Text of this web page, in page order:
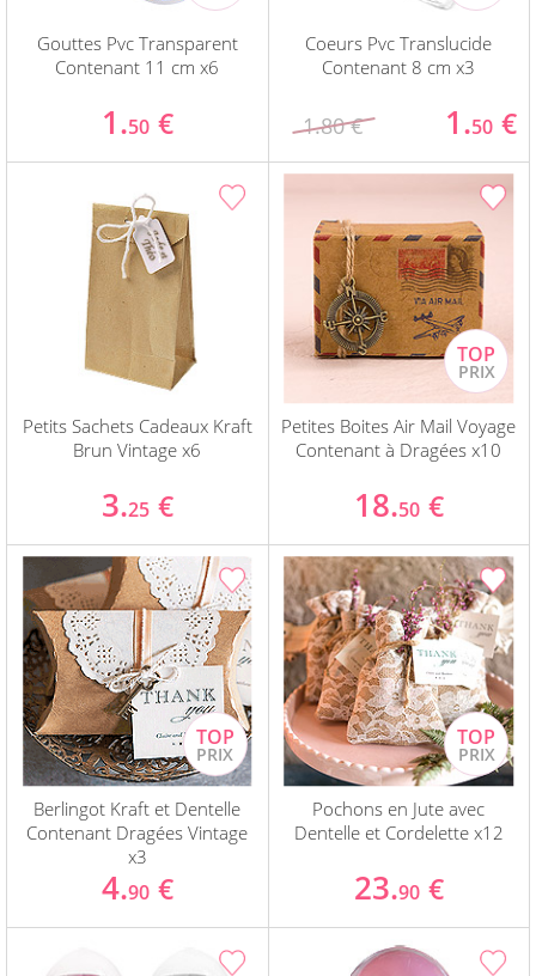
Gouttes Pvc Transparent
Contenant 11 cm x6
1.50 €
Coeurs Pvc Translucide
Contenant 8 cm x3
1.80 € 1.50 €
Petits Sachets Cadeaux Kraft
Brun Vintage x6
3.25 €
Petites Boites Air Mail Voyage
Contenant à Dragées x10
18.50 €
Berlingot Kraft et Dentelle
Contenant Dragées Vintage
x3
4.90 €
Pochons en Jute avec
Dentelle et Cordelette x12
23.90 €